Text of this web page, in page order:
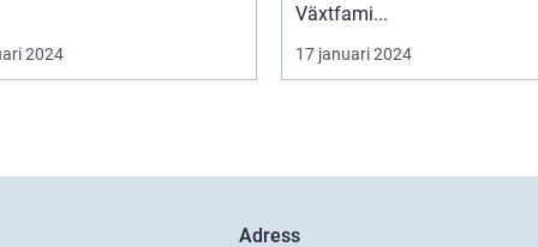
2024
Växtfami...
17 januari 2024
Adress